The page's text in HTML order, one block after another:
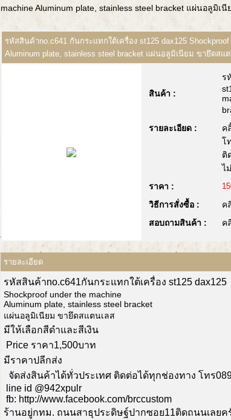
machine Aluminum plate, stainless steel bracket แผ่นอลูมิเ
รหัสสินค้าno.c641 กันกระแทกใต้เครื่อง st125 dax125 Shockproof
Aluminum plate, stainless steel bracket แผ่นอลูมิเนียม ขายึดสแ
สินค้า :
ร
รายละเอียด :
ค
โ
ติ
ไ
ราคา :
วิธีการสั่งซื้อ :
ค
สอบถามสินค้า :
ค
รายละเอียด
รหัสสินค้าno.c641กันกระแทกใต้เครื่อง st125 dax125
Shockproof under the machine
Aluminum plate, stainless steel bracket
แผ่นอลูมิเนียม ขายึดสแตนเลส
มีให้เลือกสีดำและสีเงิน
Price ราคา1,500บาท
มีราคาปลีกส่ง
จัดส่งสินค้าได้ทั่วประเทศ ติดต่อได้ทุกช่องทาง โทร
line id @942xpulr
fb: http://www.facebook.com/brccustom
ร้านอยู่กทม. ถนนสาธุประดิษฐ์ปากซอย11ติดถนนเลย